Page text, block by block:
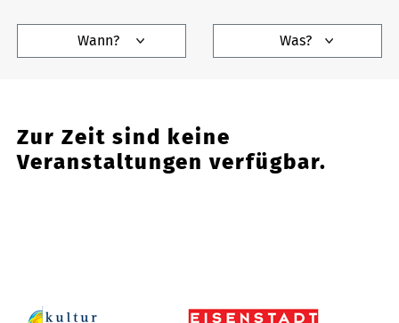
Wann? Was?
Zur Zeit sind keine
Veranstaltungen verfügbar.